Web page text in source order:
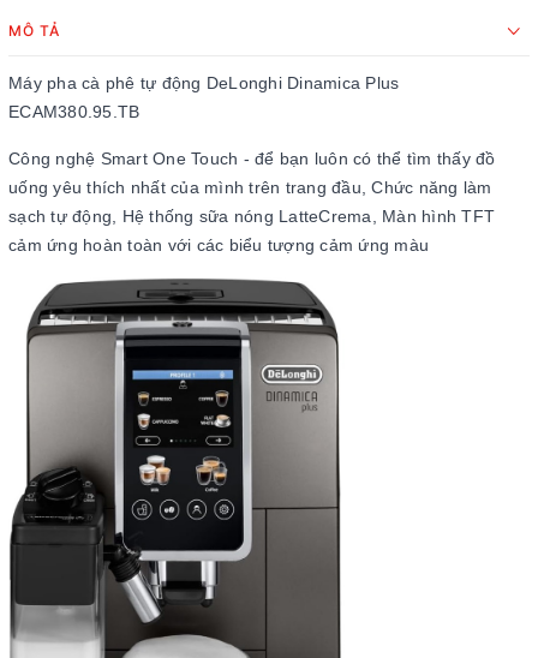
MÔ TẢ
Máy pha cà phê tự động DeLonghi Dinamica Plus
ECAM380.95.TB
Công nghệ Smart One Touch - để bạn luôn có thể tìm thấy đồ
uống yêu thích nhất của mình trên trang đầu, Chức năng làm
sạch tự động, Hệ thống sữa nóng LatteCrema, Màn hình TFT
cảm ứng hoàn toàn với các biểu tượng cảm ứng màu